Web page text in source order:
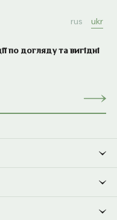
rus ukr
по догляду та вигідні